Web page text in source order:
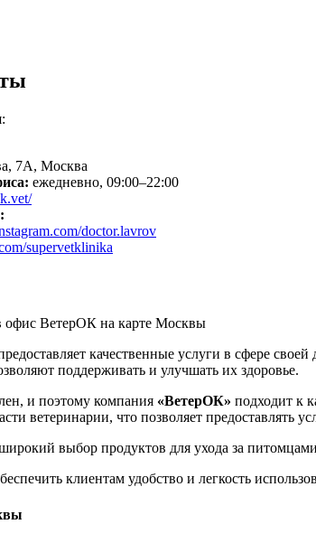
7А, Москва
ежедневно, 09:00–22:00
doctor.lavrov
supervetklinika
офис ВетерОК на карте Москвы
качественные услуги в сфере своей
поддерживать и улучшать их здоровье.
и поэтому компания «ВетерОК» подходит к
ветеринарии, что позволяет предоставлять
выбор продуктов для ухода за
клиентам удобство и легкость